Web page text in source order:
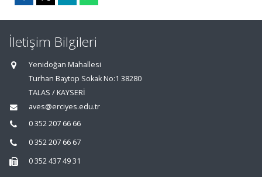
İletişim Bilgileri
Yenidoğan Mahallesi
Turhan Baytop Sokak No:1 38280
TALAS / KAYSERİ
aves@erciyes.edu.tr
0 352 207 66 66
0 352 207 66 67
0 352 437 49 31